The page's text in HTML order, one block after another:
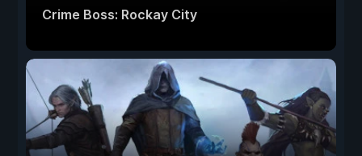
Crime Boss: Rockay City